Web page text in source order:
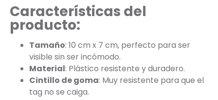
Características del
producto:
Tamaño: 10 cm x 7 cm, perfecto para ser
visible sin ser incómodo.
Material: Plástico resistente y duradero.
Cintillo de goma: Muy resistente para que el
tag no se caiga.